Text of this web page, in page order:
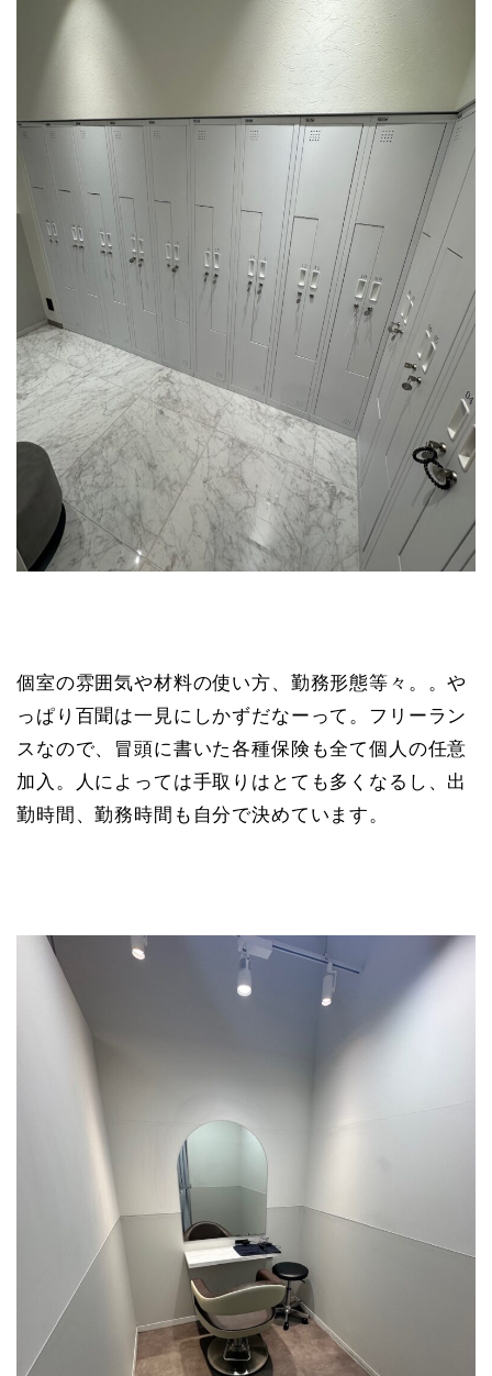
個室の雰囲気や材料の使い方、勤務形態等々。。や
っぱり百聞は一見にしかずだなーって。フリーラン
スなので、冒頭に書いた各種保険も全て個人の任意
加入。人によっては手取りはとても多くなるし、出
勤時間、勤務時間も自分で決めています。